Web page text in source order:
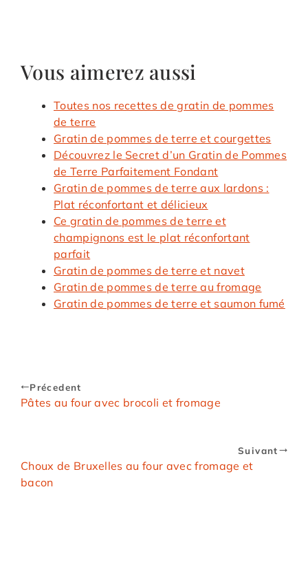
Vous aimerez aussi
Toutes nos recettes de gratin de pommes
de terre
Gratin de pommes de terre et courgettes
Découvrez le Secret d’un Gratin de Pommes
de Terre Parfaitement Fondant
Gratin de pommes de terre aux lardons :
Plat réconfortant et délicieux
Ce gratin de pommes de terre et
champignons est le plat réconfortant
parfait
Gratin de pommes de terre et navet
Gratin de pommes de terre au fromage
Gratin de pommes de terre et saumon fumé
Précedent
Pâtes au four avec brocoli et fromage
Suivant
Choux de Bruxelles au four avec fromage et
bacon